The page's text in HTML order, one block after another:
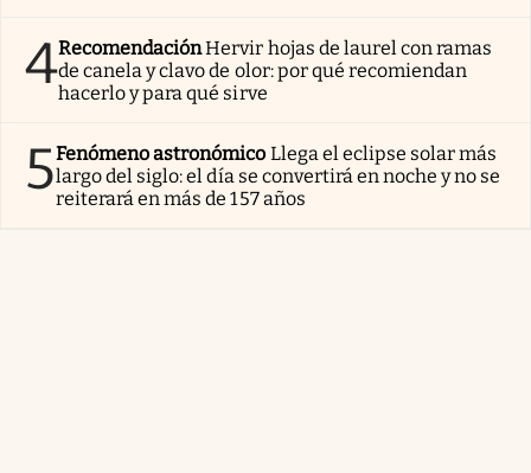
4RecomendaciónHervir hojas de laurel con ramas
de canela y clavo de olor: por qué recomiendan
hacerlo y para qué sirve
5Fenómeno astronómico Llega el eclipse solar más
largo del siglo: el día se convertirá en noche y no se
reiterará en más de 157 años